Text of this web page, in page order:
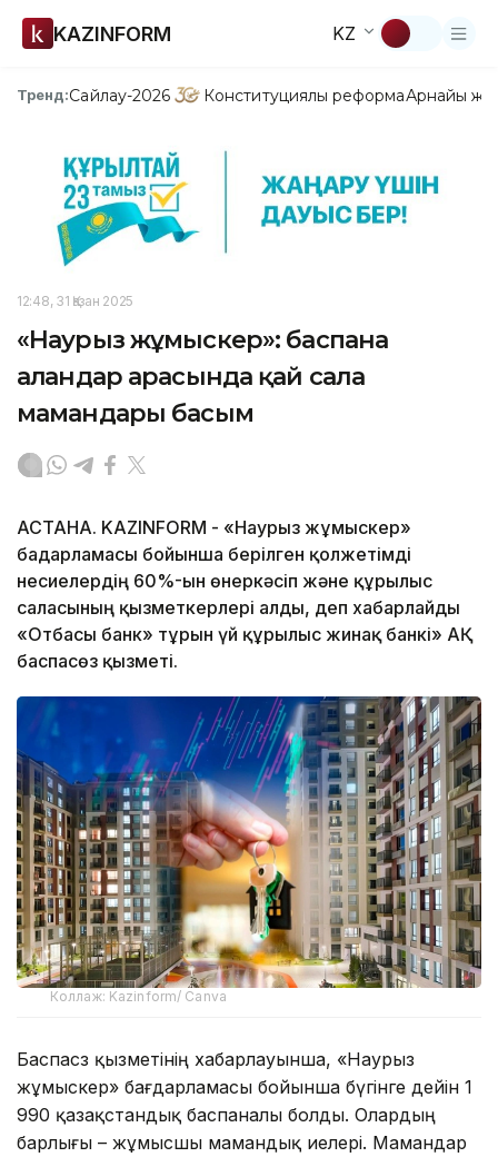
KAZINFORM KZ
Тренд:Сайлау-2026 Конституциялық реформаАрнайы
12:48, 31 Қазан 2025
«Наурыз жұмыскер»: баспана
алғандар арасында қай сала
мамандары басым
АСТАНА. KAZINFORM - «Наурыз жұмыскер»
бағдарламасы бойынша берілген қолжетімді
несиелердің 60%-ын өнеркәсіп және құрылыс
саласының қызметкерлері алды, деп хабарлайды
«Отбасы банк» тұрғын үй құрылыс жинақ банкі» АҚ
баспасөз қызметі.
Коллаж: Kazinform/ Canva
Баспасөз қызметінің хабарлауынша, «Наурыз
жұмыскер» бағдарламасы бойынша бүгінге дейін 1
990 қазақстандық баспаналы болды. Олардың
барлығы – жұмысшы мамандық иелері. Мамандар